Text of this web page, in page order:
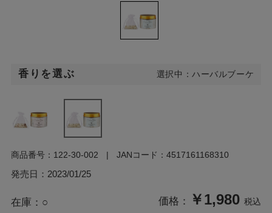
香りを選ぶ 選択中：ハーバルブーケ
発売日： 2023/01/25
商品番号： 122-30-002 JANコード： 4517161168310
在庫： ○ 価格： ￥1,980 税込